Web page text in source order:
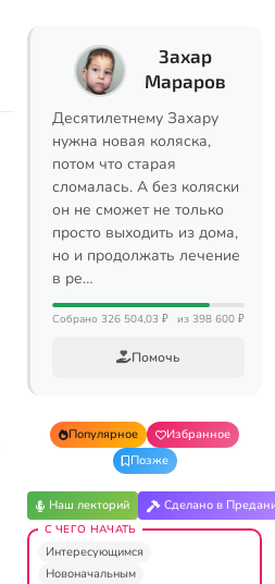
Захар
Мараров
Десятилетнему Захару
нужна новая коляска,
потом что старая
сломалась. А без коляски
он не сможет не только
просто выходить из дома,
но и продолжать лечение
в ре…
Собрано 326 504,03 ₽ из 398 600 ₽
Помочь
Популярное
Избранное
Позже
Наш лекторий Сделано в
С ЧЕГО НАЧАТЬ
Интересующимся
Новоначальным